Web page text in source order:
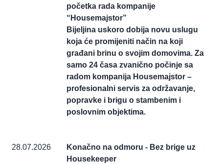
početka rada kompanije
“Housemajstor”
Bijeljina uskoro dobija novu uslugu
koja će promijeniti način na koji
građani brinu o svojim domovima. Za
samo 24 časa zvanično počinje sa
radom kompanija Housemajstor –
profesionalni servis za održavanje,
popravke i brigu o stambenim i
poslovnim objektima.
28.07.2026
Konačno na odmoru - Bez brige uz
Housekeeper